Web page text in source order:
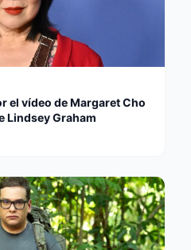
el vídeo de Margaret Cho
Lindsey Graham